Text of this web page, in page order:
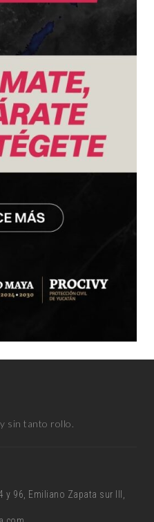
sin tanto rollo.
y 96, Emiliano Zapata sur lll,